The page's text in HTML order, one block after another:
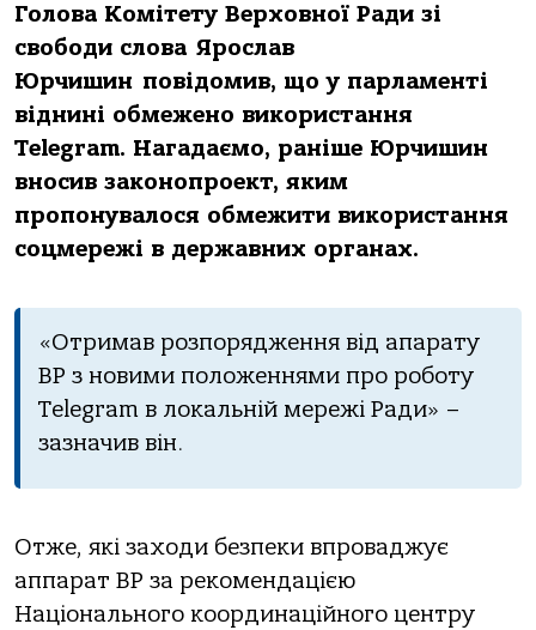
Голова Комітету Верховної Ради зі
свободи слова Ярослав
Юрчишин повідомив, що у парламенті
віднині обмежено використання
Telegram. Нагадаємо, раніше Юрчишин
вносив законопроект, яким
пропонувалося обмежити використання
соцмережі в державних органах.
«Отримав розпорядження від апарату
ВР з новими положеннями про роботу
Telegram в локальній мережі Ради» –
зазначив він.
Отже, які заходи безпеки впроваджує
аппарат ВР за рекомендацією
Національного координаційного центру